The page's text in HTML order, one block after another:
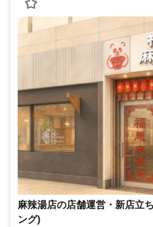
麻辣湯店の店舗運営・新店立
ング)